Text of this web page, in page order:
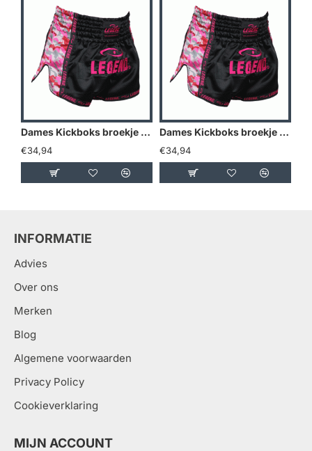
Dames Kickboks broekje Camo roze Legend Trendy - Maat: L
€34,94
Dames Kickboks broekje Camo roze Legend Trendy - Maat: M
€34,94
INFORMATIE
Advies
Over ons
Merken
Blog
Algemene voorwaarden
Privacy Policy
Cookieverklaring
MIJN ACCOUNT